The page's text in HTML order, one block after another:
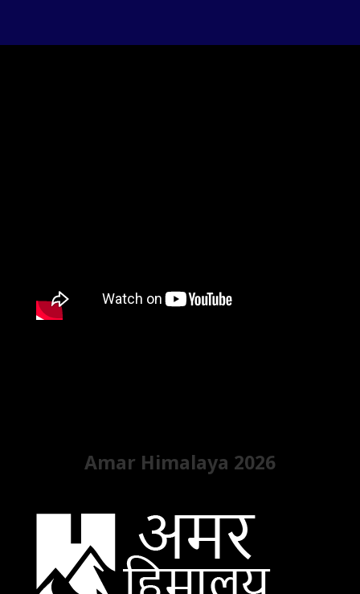
Amar Himalaya 2026